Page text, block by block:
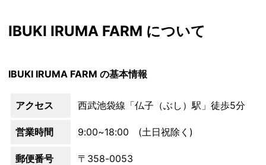
IBUKI IRUMA FARM について
IBUKI IRUMA FARM の基本情報
アクセス 西武池袋線「仏子（ぶし）駅」徒歩5分
営業時間 9:00~18:00 (土日祝除く)
郵便番号 〒358-0053